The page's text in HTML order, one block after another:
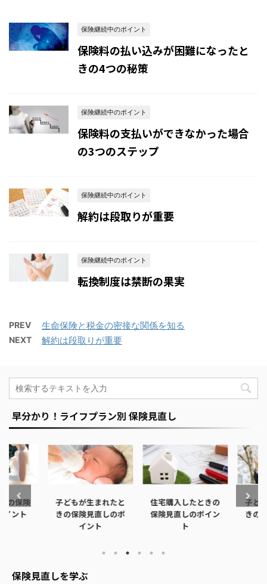
保険継続中のポイント
保険料の払い込みが困難になったと
きの4つの秘策
保険継続中のポイント
保険料の支払いができなかった場合
の3つのステップ
保険継続中のポイント
解約は段取りが重要
保険継続中のポイント
転換制度は禁断の果実
PREV 生命保険と税金の密接な関係を知る
NEXT 解約は段取りが重要
早分かり！ライフプラン別 保険見直し
の保険
ント
子どもが生まれたと
きの保険見直しのポ
イント
住宅購入したときの
保険見直しのポイン
ト
子ど
きの
保険見直しを学ぶ